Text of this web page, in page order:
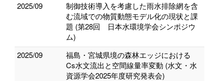
2025/09
制御技術導入を考慮した雨水排除網を含
む流域での物質動態モデル化の現状と課
題 (第28回 日本水環境学会シンポジウ
ム)
2025/09
福島・宮城県境の森林エッジにおける
Cs水文流出と空間線量率変動 (水文・水
資源学会2025年度研究発表会)